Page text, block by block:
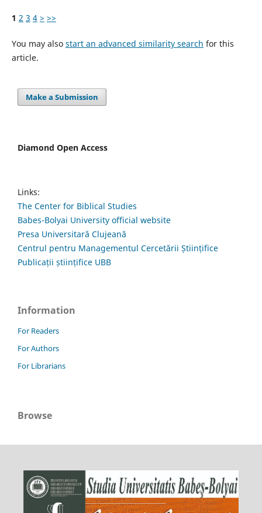
1 2 3 4 > >>
You may also start an advanced similarity search for this
article.
Make a Submission
Diamond Open Access
Links:
The Center for Biblical Studies
Babes-Bolyai University official website
Presa Universitară Clujeană
Centrul pentru Managementul Cercetării Științifice
Publicații științifice UBB
Information
For Readers
For Authors
For Librarians
Browse